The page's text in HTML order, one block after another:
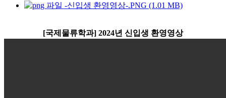
-신입생 환영영상-.PNG (1.01 MB)
[국제물류학과] 2024년 신입생 환영영상